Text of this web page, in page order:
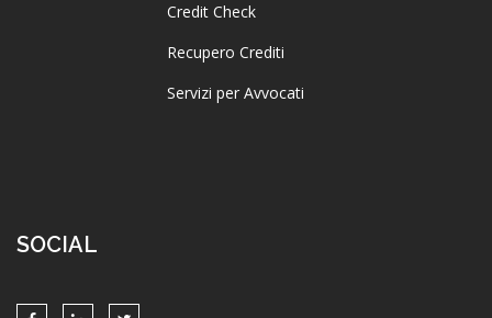
Credit Check
Recupero Crediti
Servizi per Avvocati
SOCIAL